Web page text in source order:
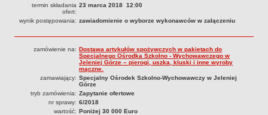
termin składania
ofert:
23 marca 2018 12:00
wynik postępowania: zawiadomienie o wyborze wykonawców w załączeniu
zamówienie na: Dostawa artykułów spożywczych w pakietach do
Specjalnego Ośrodka Szkolno - Wychowawczego w
Jeleniej Górze – pierogi, uszka, kluski i inne wyroby
mączne.
zamawiający: Specjalny Ośrodek Szkolno-Wychowawczy w Jeleniej
Górze
tryb zamówienia: Zapytanie ofertowe
nr sprawy: 6/2018
wartość: Poniżej 30 000 Euro